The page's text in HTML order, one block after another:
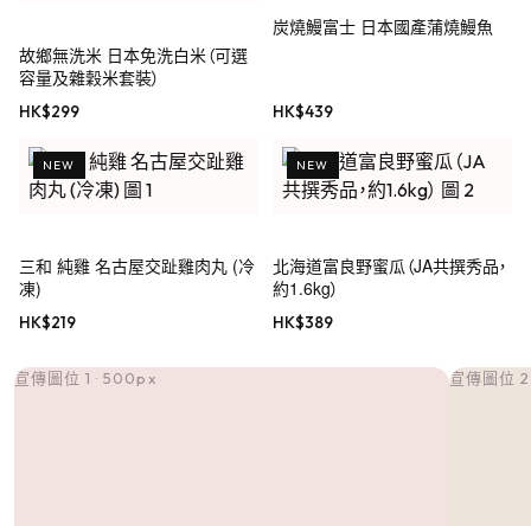
故鄉無洗米 日本免洗白米（可選
容量及雜穀米套裝）
HK$299
炭燒鰻富士 日本國產蒲燒鰻魚
HK$439
NEW
三和 純雞 名古屋交趾雞肉丸 (冷
凍)
HK$219
NEW
北海道富良野蜜瓜（JA共撰秀品，
約1.6kg）
HK$389
宣傳圖位 1 · 500px 宣傳圖位